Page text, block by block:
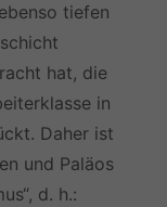
tiefen
hat, die
in
Daher ist
und Paläos
d. h.: